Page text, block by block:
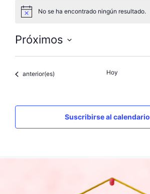
s
No se ha encontrado ningún resultado.
Próximos
S
l
c
i
Eventos
anterior(es) Hoy
Suscribirse al calendario